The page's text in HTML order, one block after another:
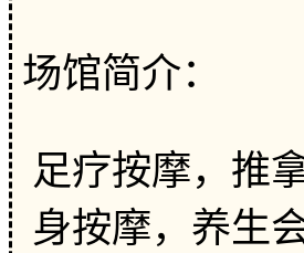
场馆简介：
足疗按摩，推
身按摩，养生